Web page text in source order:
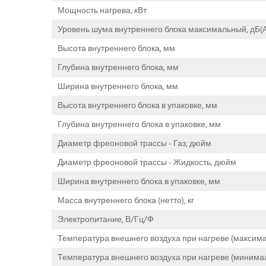
Мощность нагрева, кВт
Уровень шума внутреннего блока максимальный,
Высота внутреннего блока, мм
Глубина внутреннего блока, мм
Ширина внутреннего блока, мм
Высота внутреннего блока в упаковке, мм
Глубина внутреннего блока в упаковке, мм
Диаметр фреоновой трассы - Газ, дюйм
Диаметр фреоновой трассы - Жидкость, дюйм
Ширина внутреннего блока в упаковке, мм
Масса внутреннего блока (нетто), кг
Электропитание, В/Гц/Ф
Температура внешнего воздуха при нагреве
Температура внешнего воздуха при нагреве